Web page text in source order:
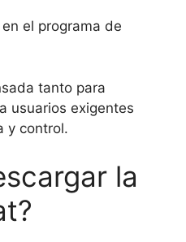
el programa de
tanto para
usuarios exigentes
y control.
la